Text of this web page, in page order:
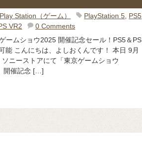
Play Station（ゲーム） PlayStation 5, PS5,
VR2
0 Comments
ームショウ2025 開催記念セール！PS5＆PS
能 こんにちは、よしおくんです！ 本日 9月
ニーストアにて「東京ゲームショウ
開催記念 […]